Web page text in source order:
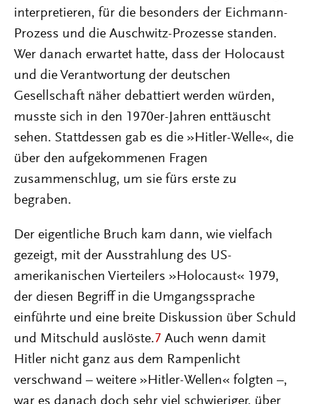
interpretieren, für die besonders der Eichmann-
Prozess und die Auschwitz-Prozesse standen.
Wer danach erwartet hatte, dass der Holocaust
und die Verantwortung der deutschen
Gesellschaft näher debattiert werden würden,
musste sich in den 1970er-Jahren enttäuscht
sehen. Stattdessen gab es die »Hitler-Welle«, die
über den aufgekommenen Fragen
zusammenschlug, um sie fürs erste zu
begraben.
Der eigentliche Bruch kam dann, wie vielfach
gezeigt, mit der Ausstrahlung des US-
amerikanischen Vierteilers »Holocaust« 1979,
der diesen Begriff in die Umgangssprache
einführte und eine breite Diskussion über Schuld
und Mitschuld auslöste.7 Auch wenn damit
Hitler nicht ganz aus dem Rampenlicht
verschwand – weitere »Hitler-Wellen« folgten –,
war es danach doch sehr viel schwieriger, über